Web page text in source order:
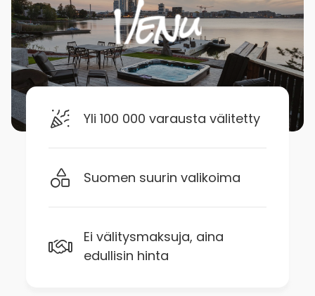
Yli 100 000 varausta välitetty
Suomen suurin valikoima
Ei välitysmaksuja, aina
edullisin hinta